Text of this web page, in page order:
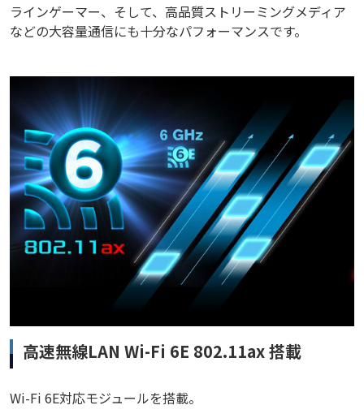
ラインゲーマー、そして、高品質ストリーミングメディア
などの大容量通信にも十分なパフォーマンスです。
高速無線LAN Wi-Fi 6E 802.11ax 搭載
Wi-Fi 6E対応モジュールを搭載。